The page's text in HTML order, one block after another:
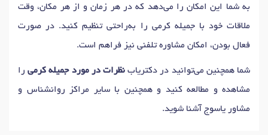
به شما این امکان را می‌دهد که در هر زمان و از هر مکان، وقت
ملاقات خود با جمیله کرمی را به‌راحتی تنظیم کنید. در صورت
فعال بودن، امکان مشاوره تلفنی نیز فراهم است.
شما همچنین می‌توانید در دکتریاب نظرات در مورد جمیله کرمیرا
مشاهده و مطالعه کنید و همچنین با سایر مراکز روانشناس و
مشاور یاسوج آشنا شوید.